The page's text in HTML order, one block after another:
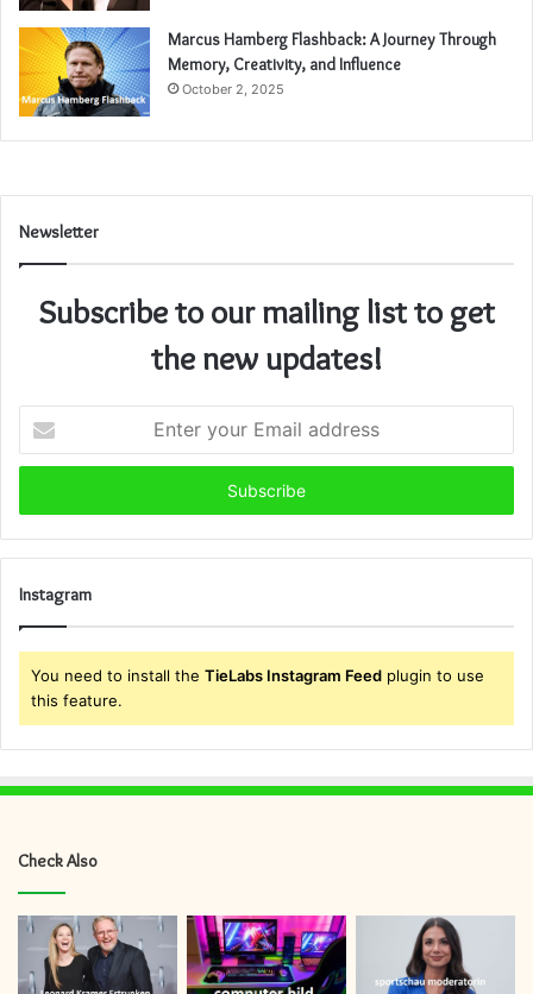
Marcus Hamberg Flashback: A Journey Through
Memory, Creativity, and Influence
October 2, 2025
Newsletter
Subscribe to our mailing list to get
the new updates!
your
Email
Instagram
You need to install the TieLabs Instagram Feed plugin to use
this feature.
Check Also